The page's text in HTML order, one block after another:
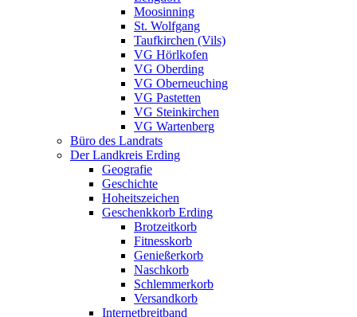
Moosinning
St. Wolfgang
Taufkirchen (Vils)
VG Hörlkofen
VG Oberding
VG Oberneuching
VG Pastetten
VG Steinkirchen
VG Wartenberg
Büro des Landrats
Der Landkreis Erding
Geografie
Geschichte
Hoheitszeichen
Geschenkkorb Erding
Brotzeitkorb
Fitnesskorb
Genießerkorb
Naschkorb
Schlemmerkorb
Versandkorb
Internetbreitband